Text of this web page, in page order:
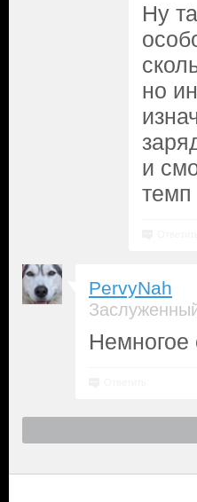
Ну
но
и
темп
PervyNah
Немногое